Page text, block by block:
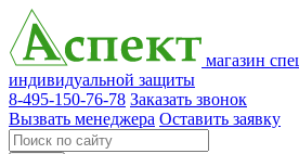
магазин
индивидуальной защиты
8-495-150-76-78 Заказать звонок
Вызвать менеджера Оставить заявку